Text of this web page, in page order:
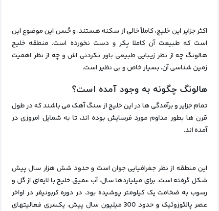
اکثر جزایر این خلیج، کاملاً خالی از سکنه هستند، و حُسن این موضوع این
است که طبیعت آن کاملا بِکر و دست نخورده است. منطقه خلیج
هالونگ چه از نظر زیبایی طبیعی باور نکردنی اش و چه از نظر اهمیت
زمین شناسی آن، بسیار خاص و بی‌ نظیر است.
هالونگ چگونه به وجود آمده است؟
تمام جزایر و برآمدگی ها در این خلیج از سنگ آهک می باشند که در طول
قرن ها بطور مداوم مورد فرسایش بوده اند، تا به شمایل امروزی در
آمده اند.
این منطقه از نظر جغرافیایی جوان است و حدود شش هزار سال پیش
شکل گرفته است. برای میلیاردها سال، آب عمیق خلیج با لایه‌ای از گل و
رسوب به ضخامت یک کیلومتر پوشیده بود. در دوره کربونیفر در اواخر
عصر پالئوزوئیک و حدود 300 میلیون سال پیش، یکسری فعالیتهای